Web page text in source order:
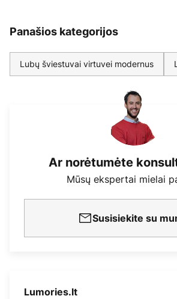
Panašios kategorijos
Lubų šviestuvai virtuvei modernus
Ar norėtumėte
Mūsų ekspertai mielai
Susisiekite su
Lumories.lt